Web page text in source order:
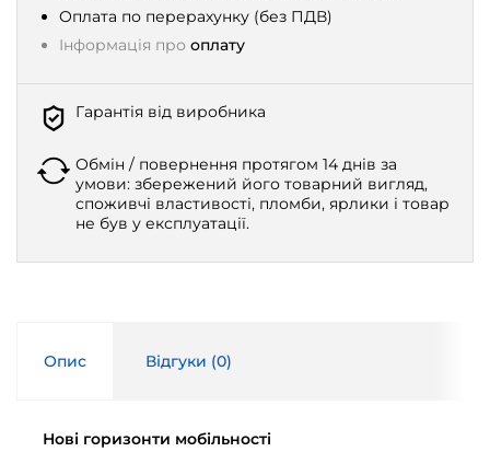
Оплата по перерахунку (без ПДВ)
Інформація про оплату
Гарантія від виробника
Обмін / повернення протягом 14 днів за
умови: збережений його товарний вигляд,
споживчі властивості, пломби, ярлики і товар
не був у експлуатації.
Опис Відгуки (0)
Нові горизонти мобільності